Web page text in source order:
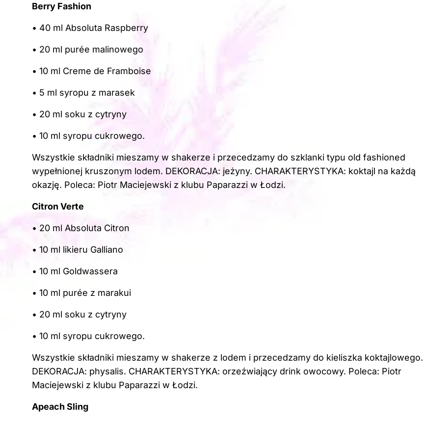
Berry Fashion
• 40 ml Absoluta Raspberry
• 20 ml purée malinowego
• 10 ml Creme de Framboise
• 5 ml syropu z marasek
• 20 ml soku z cytryny
• 10 ml syropu cukrowego.
Wszystkie składniki mieszamy w shakerze i przecedzamy do szklanki typu old fashioned
wypełnionej kruszonym lodem. DEKORACJA: jeżyny. CHARAKTERYSTYKA: koktajl na każdą
okazję. Poleca: Piotr Maciejewski z klubu Paparazzi w Łodzi.
Citron Verte
• 20 ml Absoluta Citron
• 10 ml likieru Galliano
• 10 ml Goldwassera
• 10 ml purée z marakui
• 20 ml soku z cytryny
• 10 ml syropu cukrowego.
Wszystkie składniki mieszamy w shakerze z lodem i przecedzamy do kieliszka koktajlowego.
DEKORACJA: physalis. CHARAKTERYSTYKA: orzeźwiający drink owocowy. Poleca: Piotr
Maciejewski z klubu Paparazzi w Łodzi.
Apeach Sling